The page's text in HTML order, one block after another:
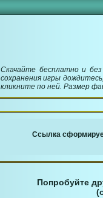
Скачайте бесплатно и
сохранения игры
кликните по ней. Размер
Ссылка
Попробуйте